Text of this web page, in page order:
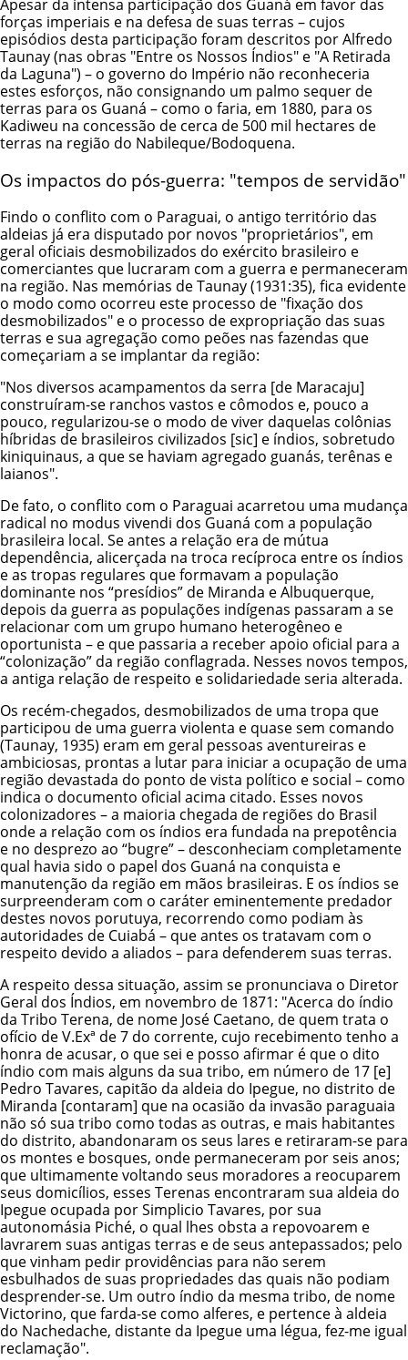
Apesar da intensa participação dos Guaná em favor das
forças imperiais e na defesa de suas terras – cujos
episódios desta participação foram descritos por Alfredo
Taunay (nas obras "Entre os Nossos Índios" e "A Retirada
da Laguna") – o governo do Império não reconheceria
estes esforços, não consignando um palmo sequer de
terras para os Guaná – como o faria, em 1880, para os
Kadiweu na concessão de cerca de 500 mil hectares de
terras na região do Nabileque/Bodoquena.
Os impactos do pós-guerra: "tempos de servidão"
Findo o conflito com o Paraguai, o antigo território das
aldeias já era disputado por novos "proprietários", em
geral oficiais desmobilizados do exército brasileiro e
comerciantes que lucraram com a guerra e permaneceram
na região. Nas memórias de Taunay (1931:35), fica evidente
o modo como ocorreu este processo de "fixação dos
desmobilizados" e o processo de expropriação das suas
terras e sua agregação como peões nas fazendas que
começariam a se implantar da região:
"Nos diversos acampamentos da serra [de Maracaju]
construíram-se ranchos vastos e cômodos e, pouco a
pouco, regularizou-se o modo de viver daquelas colônias
híbridas de brasileiros civilizados [sic] e índios, sobretudo
kiniquinaus, a que se haviam agregado guanás, terênas e
laianos".
De fato, o conflito com o Paraguai acarretou uma mudança
radical no modus vivendi dos Guaná com a população
brasileira local. Se antes a relação era de mútua
dependência, alicerçada na troca recíproca entre os índios
e as tropas regulares que formavam a população
dominante nos “presídios” de Miranda e Albuquerque,
depois da guerra as populações indígenas passaram a se
relacionar com um grupo humano heterogêneo e
oportunista – e que passaria a receber apoio oficial para a
“colonização” da região conflagrada. Nesses novos tempos,
a antiga relação de respeito e solidariedade seria alterada.
Os recém-chegados, desmobilizados de uma tropa que
participou de uma guerra violenta e quase sem comando
(Taunay, 1935) eram em geral pessoas aventureiras e
ambiciosas, prontas a lutar para iniciar a ocupação de uma
região devastada do ponto de vista político e social – como
indica o documento oficial acima citado. Esses novos
colonizadores – a maioria chegada de regiões do Brasil
onde a relação com os índios era fundada na prepotência
e no desprezo ao “bugre” – desconheciam completamente
qual havia sido o papel dos Guaná na conquista e
manutenção da região em mãos brasileiras. E os índios se
surpreenderam com o caráter eminentemente predador
destes novos porutuya, recorrendo como podiam às
autoridades de Cuiabá – que antes os tratavam com o
respeito devido a aliados – para defenderem suas terras.
A respeito dessa situação, assim se pronunciava o Diretor
Geral dos Índios, em novembro de 1871: "Acerca do índio
da Tribo Terena, de nome José Caetano, de quem trata o
ofício de V.Exª de 7 do corrente, cujo recebimento tenho a
honra de acusar, o que sei e posso afirmar é que o dito
índio com mais alguns da sua tribo, em número de 17 [e]
Pedro Tavares, capitão da aldeia do Ipegue, no distrito de
Miranda [contaram] que na ocasião da invasão paraguaia
não só sua tribo como todas as outras, e mais habitantes
do distrito, abandonaram os seus lares e retiraram-se para
os montes e bosques, onde permaneceram por seis anos;
que ultimamente voltando seus moradores a reocuparem
seus domicílios, esses Terenas encontraram sua aldeia do
Ipegue ocupada por Simplicio Tavares, por sua
autonomásia Piché, o qual lhes obsta a repovoarem e
lavrarem suas antigas terras e de seus antepassados; pelo
que vinham pedir providências para não serem
esbulhados de suas propriedades das quais não podiam
desprender-se. Um outro índio da mesma tribo, de nome
Victorino, que farda-se como alferes, e pertence à aldeia
do Nachedache, distante da Ipegue uma légua, fez-me igual
reclamação".